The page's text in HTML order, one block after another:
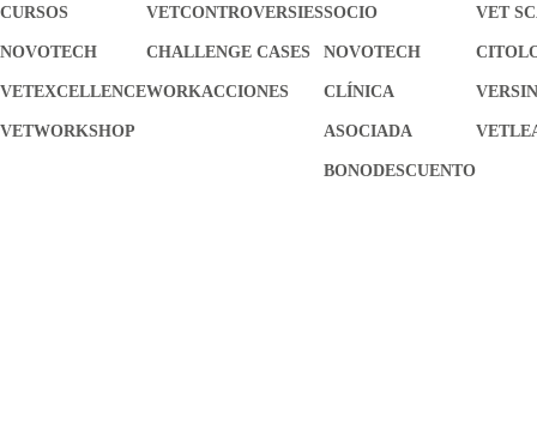
CURSOS
NOVOTECH
VETEXCELLENCE
VETWORKSHOP
VETCONTROVERSIES
CHALLENGE CASES
WORKACCIONES
SOCIO
NOVOTECH
CLÍNICA
ASOCIADA
BONODESCUENTO
VET